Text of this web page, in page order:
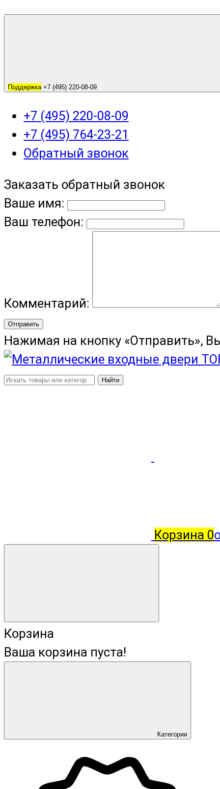
Поддержка +7 (495) 220-08-09
+7 (495) 220-08-09
+7 (495) 764-23-21
Обратный звонок
Заказать обратный звонок
Ваше имя:
Ваш телефон:
Комментарий:
Отправить
Нажимая на кнопку «Отправить»,
Найти
Корзина 0
Корзина
Ваша корзина пуста!
Категории